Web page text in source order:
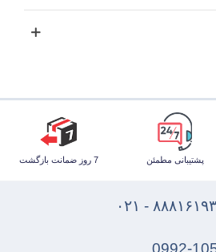
پشتیبانی مطمئن 7 روز ضمانت بازگشت
۸۸۸۱۶۱۹۳ - ۰۲۱
0992-